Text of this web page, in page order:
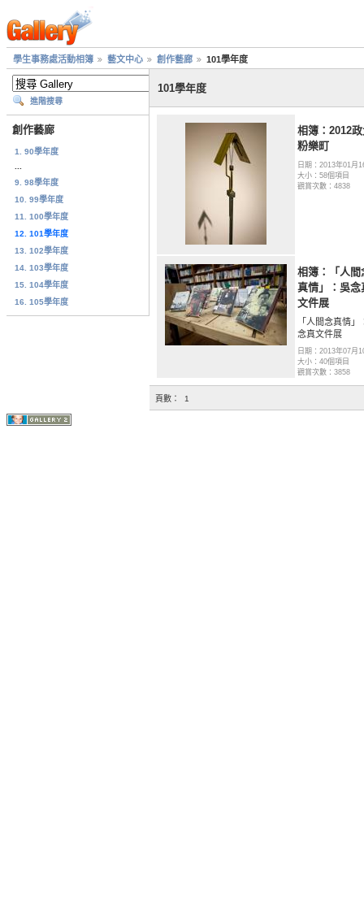
學生事務處活動相簿 藝文中心 創作藝廊 101學年度
進階搜尋
創作藝廊
1. 90學年度
9. 98學年度
10. 99學年度
11. 100學年度
12. 101學年度
13. 102學年度
14. 103學年度
15. 104學年度
16. 105學年度
101學年度
相簿：2012
粉樂町
日期：2013年01月
大小：58個項目
觀賞次數：4838
相簿：「人間
真情」：吳念
文件展
「人間念真情」
念真文件展
日期：2013年07月
大小：40個項目
觀賞次數：3858
頁數： 1